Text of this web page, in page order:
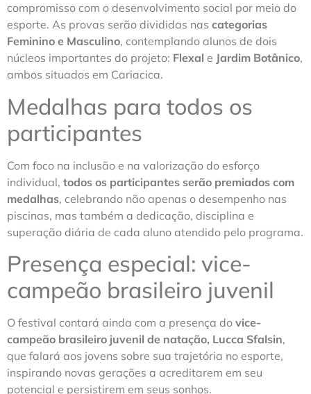
compromisso com o desenvolvimento social por meio do
esporte. As provas serão divididas nas categorias
Feminino e Masculino, contemplando alunos de dois
núcleos importantes do projeto: Flexal e Jardim Botânico,
ambos situados em Cariacica.
Medalhas para todos os
participantes
Com foco na inclusão e na valorização do esforço
individual, todos os participantes serão premiados com
medalhas, celebrando não apenas o desempenho nas
piscinas, mas também a dedicação, disciplina e
superação diária de cada aluno atendido pelo programa.
Presença especial: vice-
campeão brasileiro juvenil
O festival contará ainda com a presença do vice-
campeão brasileiro juvenil de natação, Lucca Sfalsin,
que falará aos jovens sobre sua trajetória no esporte,
inspirando novas gerações a acreditarem em seu
potencial e persistirem em seus sonhos.